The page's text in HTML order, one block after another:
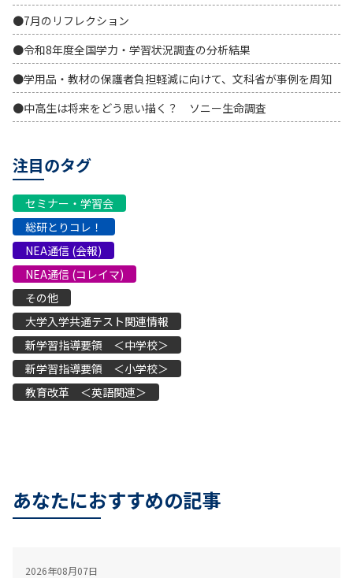
●7月のリフレクション
●令和8年度全国学力・学習状況調査の分析結果
●学用品・教材の保護者負担軽減に向けて、文科省が事例を周知
●中高生は将来をどう思い描く？ ソニー生命調査
注目のタグ
セミナー・学習会
総研とりコレ！
NEA通信 (会報)
NEA通信 (コレイマ)
その他
大学入学共通テスト関連情報
新学習指導要領 ＜中学校＞
新学習指導要領 ＜小学校＞
教育改革 ＜英語関連＞
あなたにおすすめの記事
2026年08月07日